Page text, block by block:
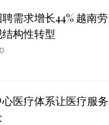
需求增长44% 越南劳
构性转型
医疗体系让医疗服务